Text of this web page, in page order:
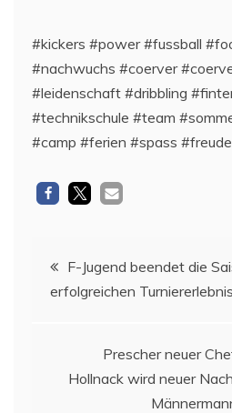
#kickers #power #fussball
#nachwuchs #coerver
#leidenschaft #dribbling
#technikschule #team
#camp #ferien #spass #freude
Beitragsnavigation
F-Jugend beendet die
erfolgreichen
Prescher neuer
Hollnack wird neuer